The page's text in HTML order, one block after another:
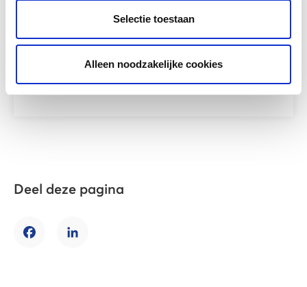
Selectie toestaan
Alleen noodzakelijke cookies
Ben je op zoek naar meer informatie over
nieuwkomersbekostiging vo? Kijk dan op
Deel deze pagina
FacebookLinkedIn